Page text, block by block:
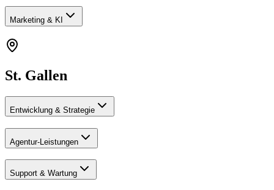
Marketing & KI
St. Gallen
Entwicklung & Strategie
Agentur-Leistungen
Support & Wartung